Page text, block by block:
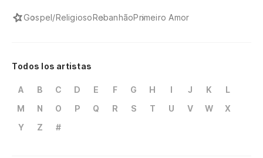
Gospel/ReligiosoRebanhãoPrimeiro Amor
Todos los artistas
A B C D E F G H I J K
L
M
N O P Q R S T U V W
X
Y
Z #